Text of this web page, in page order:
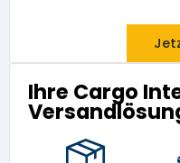
Ihre Cargo